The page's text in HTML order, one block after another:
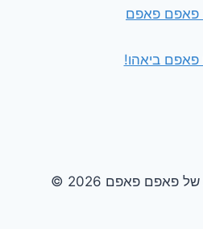
פאפם פאפם
ביאהו!
של פאפם פאפם